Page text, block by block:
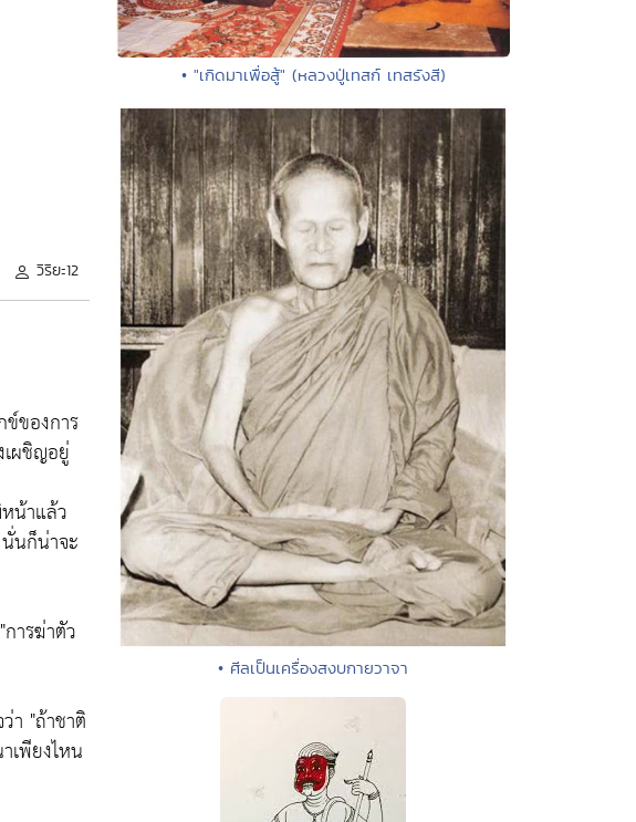
วิริยะ12
ของการ
ผชิญอยู่
น้าแล้ว
นั่นก็น่าจะ
"การฆ่าตัว
า "ถ้าชาติ
พียงไหน
• "เกิดมาเพื่อสู้" (หลวงปู่เทสก์ เทสรังสี)
• ศีลเป็นเครื่องสงบกายวาจา